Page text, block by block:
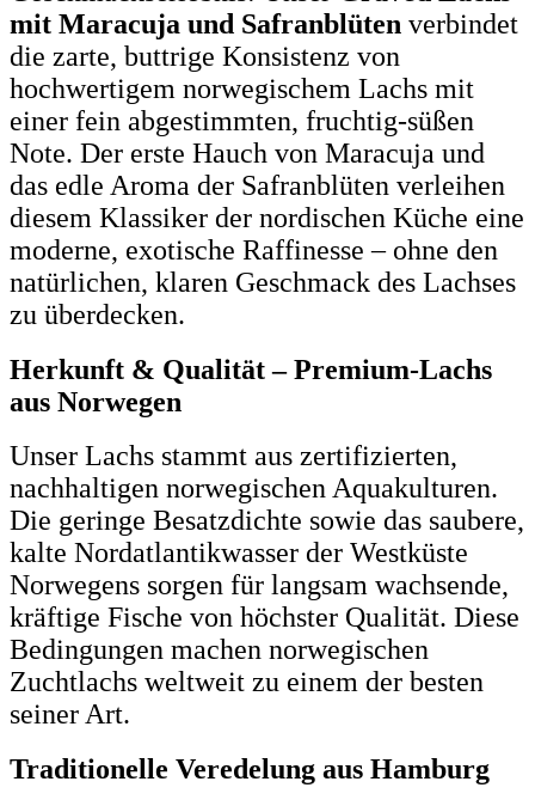
mit Maracuja und Safranblüten verbindet
die zarte, buttrige Konsistenz von
hochwertigem norwegischem Lachs mit
einer fein abgestimmten, fruchtig-süßen
Note. Der erste Hauch von Maracuja und
das edle Aroma der Safranblüten verleihen
diesem Klassiker der nordischen Küche eine
moderne, exotische Raffinesse – ohne den
natürlichen, klaren Geschmack des Lachses
zu überdecken.
Herkunft & Qualität – Premium-Lachs
aus Norwegen
Unser Lachs stammt aus zertifizierten,
nachhaltigen norwegischen Aquakulturen.
Die geringe Besatzdichte sowie das saubere,
kalte Nordatlantikwasser der Westküste
Norwegens sorgen für langsam wachsende,
kräftige Fische von höchster Qualität. Diese
Bedingungen machen norwegischen
Zuchtlachs weltweit zu einem der besten
seiner Art.
Traditionelle Veredelung aus Hamburg